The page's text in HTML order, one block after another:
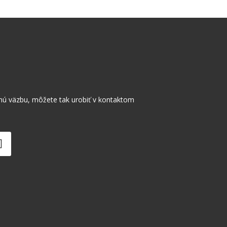
väzbu, môžete tak urobiť v kontaktom